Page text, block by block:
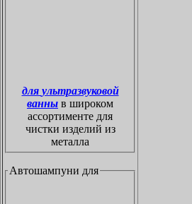
для ультразвуковой
ванны в широком
ассортименте для
чистки изделий из
металла
Автошампуни для